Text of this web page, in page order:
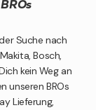
Suche nach
Bosch,
kein Weg an
unseren BROs
Lieferung,